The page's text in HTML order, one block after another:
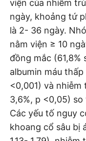
viện của nhiễm
ngày, khoảng tứ
là 2- 36 ngày.
nằm viện ≥ 10
đồng mắc (61,8%
albumin máu
<0,001) và nhiễm
3,6%, p <0,05) so
Các yếu tố nguy
khoang cổ sâu bị